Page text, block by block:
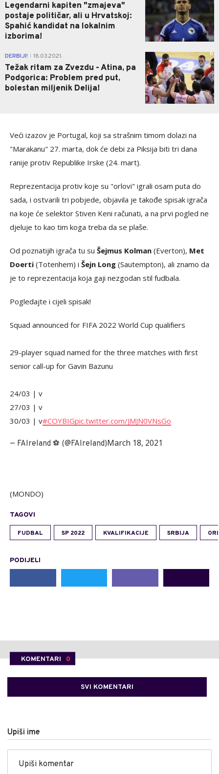
Legendarni kapiten "zmajeva"
postaje političar, ali u Hrvatskoj:
Spahić kandidat na lokalnim
izborima!
DERBIJI! 18.03.2021.
Težak ritam za Zvezdu - Atina, pa
Podgorica: Problem pred put,
bolestan miljenik Delija!
0
Veći izazov je Portugal, koji sa strašnim timom dolazi na
"Marakanu" 27. marta, dok će debi za Piksija biti tri dana
ranije protiv Republike Irske (24. mart).
Reprezentacija protiv koje su "orlovi" igrali osam puta do
sada, i ostvarili tri pobjede, objavila je takođe spisak igrača
na koje će selektor Stiven Keni računati, a na prvi pogled ne
djeluje to kao tim koga treba da se plaše.
Od poznatijih igrača tu su Šejmus Kolman (Everton), Met
Doerti (Totenhem) i Šejn Long (Sautempton), ali znamo da
je to reprezentacija koja gaji nezgodan stil fudbala.
Pogledajte i cijeli spisak!
Squad announced for FIFA 2022 World Cup qualifiers
29-player squad named for the three matches with first
senior call-up for Gavin Bazunu
24/03 | v
27/03 | v
30/03 | v#COYBIGpic.twitter.com/JMJN0VNsGo
— FAIreland ⚽️ (@FAIreland)March 18, 2021
(MONDO)
TAGOVI
FUDBAL SP 2022 KVALIFIKACIJE SRBIJA
PODIJELI
KOMENTARI 0
SVI KOMENTARI
Upiši ime